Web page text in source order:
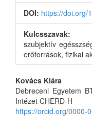
DOI: https://doi.org/
Kulcsszavak:
szubjektív
erőforrások, fizikai
Main
Article
Content
Kovács Klára
Debreceni Egyetem
Intézet CHERD-H
https://orcid.org/0000-